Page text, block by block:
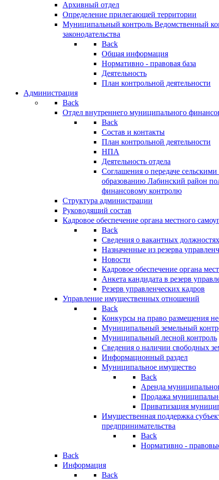
Архивный отдел
Определение прилегающей территории
Муниципальный контроль Ведомственный
законодательства
Back
Общая информация
Нормативно - правовая база
Деятельность
План контрольной деятельности
Администрация
Back
Отдел внутреннего муниципального
Back
Состав и контакты
План контрольной деятельности
НПА
Деятельность отдела
Соглашения о передаче
образованию Лабинский район
финансовому контролю
Структура администрации
Руководящий состав
Кадровое обеспечение органа местного
Back
Сведения о вакантных
Назначенные из резерва
Новости
Кадровое обеспечение органа
Анкета кандидата в резерв
Резерв управленческих кадров
Управление имущественных отношений
Back
Конкурсы на право размещения
Муниципальный земельный
Муниципальный лесной контроль
Сведения о наличии свободных
Информационный раздел
Муниципальное имущество
Back
Аренда
Продажа
Приватизация
Имущественная поддержка
предпринимательства
Back
Нормативно -
Back
Информация
Back